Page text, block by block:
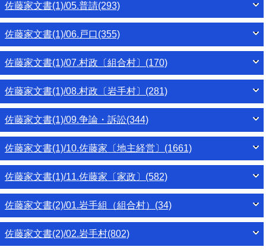
佐藤家文書(1)/05.普請(293)
佐藤家文書(1)/06.戸口(355)
佐藤家文書(1)/07.村政〔組合村〕(170)
佐藤家文書(1)/08.村政〔岩手村〕(281)
佐藤家文書(1)/09.争論・訴訟(344)
佐藤家文書(1)/10.佐藤家〔地主経営〕(1661)
佐藤家文書(1)/11.佐藤家〔家政〕(582)
佐藤家文書(2)/01.岩手組（組合村）(34)
佐藤家文書(2)/02.岩手村(802)